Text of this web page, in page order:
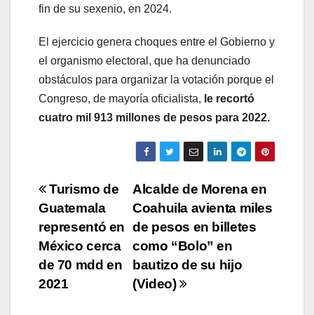
fin de su sexenio, en 2024.
El ejercicio genera choques entre el Gobierno y
el organismo electoral, que ha denunciado
obstáculos para organizar la votación porque el
Congreso, de mayoría oficialista, le recortó
cuatro mil 913 millones de pesos para 2022.
Navegación
de
entradas
Alcalde de Morena en
Coahuila avienta miles
de pesos en billetes
como “Bolo” en
bautizo de su hijo
(Video)
Turismo de
Guatemala
representó en
México cerca
de 70 mdd en
2021